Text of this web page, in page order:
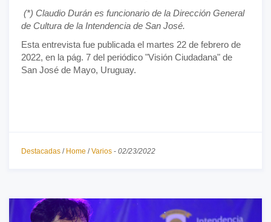
(*) Claudio Durán es funcionario de la Dirección General
de Cultura de la Intendencia de San José.
Esta entrevista fue publicada el martes 22 de febrero de
2022, en la pág. 7 del periódico "Visión Ciudadana" de
San José de Mayo, Uruguay.
Destacadas / Home /Varios - 02/23/2022